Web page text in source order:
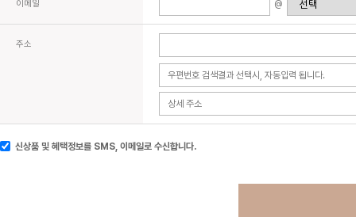
이메일 @
주소
신상품 및 혜택정보를 SMS, 이메일로 수신합니다.